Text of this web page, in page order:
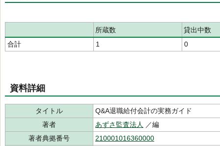
所蔵数
貸出中数
合計
1 0
資料詳細
タイトル
Q&A退職給付会計の実務ガイド
著者
あずさ監査法人
／編
著者典拠番号
210001016360000